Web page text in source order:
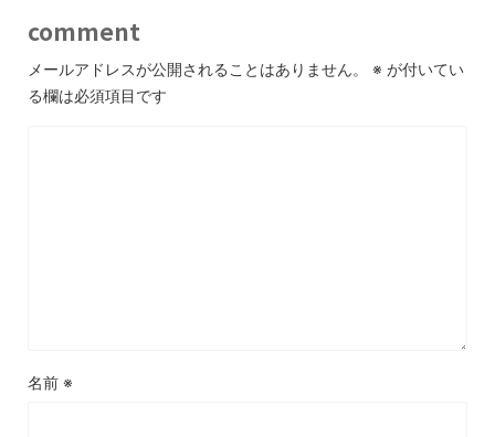
comment
メールアドレスが公開されることはありません。 ※ が付いてい
る欄は必須項目です
名前 ※